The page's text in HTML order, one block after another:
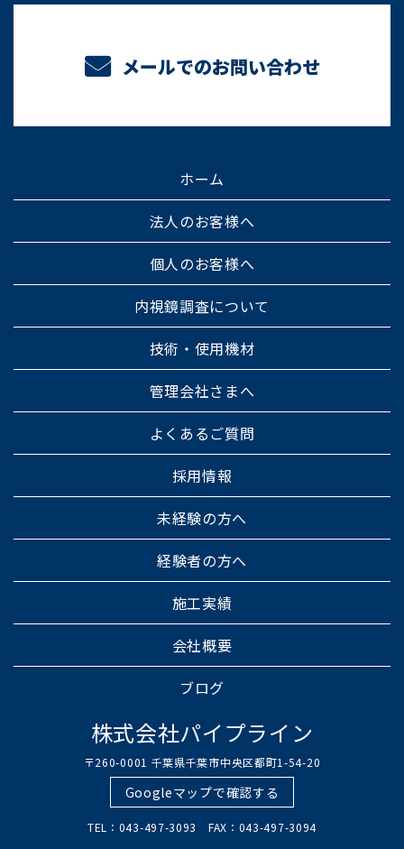
メールでのお問い合わせ
ホーム
法人のお客様へ
個人のお客様へ
内視鏡調査について
技術・使用機材
管理会社さまへ
よくあるご質問
採用情報
未経験の方へ
経験者の方へ
施工実績
会社概要
ブログ
株式会社パイプライン
〒260-0001 千葉県千葉市中央区都町1-54-20
Googleマップで確認する
TEL：043-497-3093 FAX：043-497-3094